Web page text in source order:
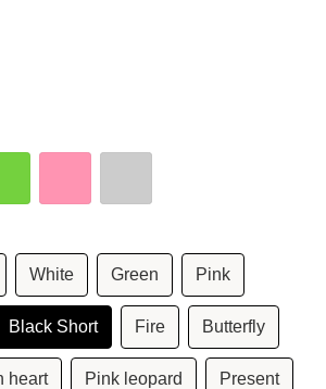
White Green Pink
Black Short Fire Butterfly
heart Pink leopard Present